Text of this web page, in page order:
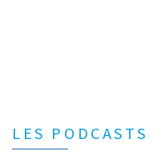
LES PODCASTS